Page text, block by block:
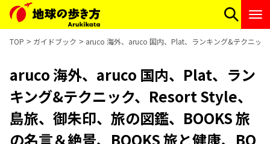
TOP ガイドブック aruco 海外、aruco 国内、Plat、ランキング&テクニッ
aruco 海外、aruco 国内、Plat、ラン
キング&テクニック、Resort Style、
島旅、御朱印、旅の図鑑、BOOKS 旅
の名言＆絶景、BOOKS 旅と健康、BO